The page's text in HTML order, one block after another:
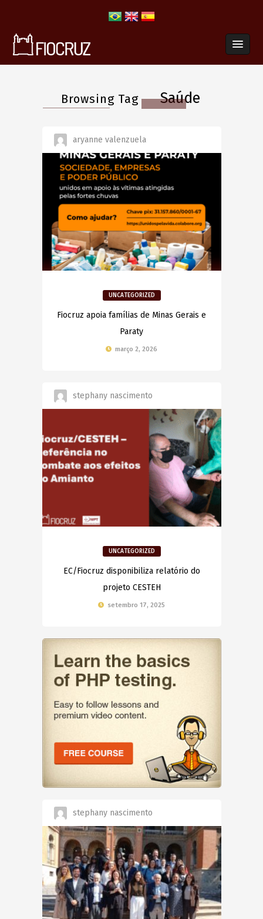
Browsing Tag Saúde
aryanne valenzuela
UNCATEGORIZED
Fiocruz apoia famílias de Minas Gerais e
Paraty
março 2, 2026
stephany nascimento
UNCATEGORIZED
EC/Fiocruz disponibiliza relatório do
projeto CESTEH
setembro 17, 2025
stephany nascimento